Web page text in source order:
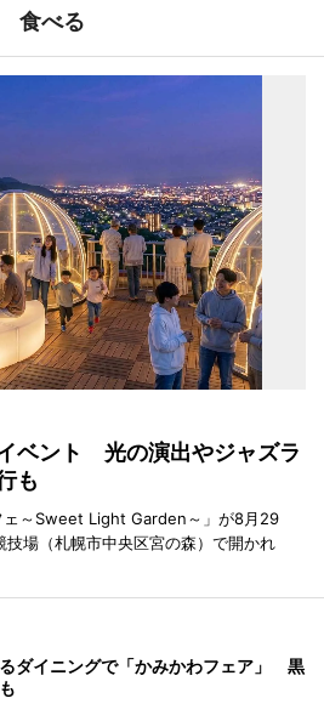
食べる
ベント 光の演出やジャズラ
も
ェ～Sweet Light Garden～」が8月29
場（札幌市中央区宮の森）で開かれ
ダイニングで「かみかわフェア」 黒